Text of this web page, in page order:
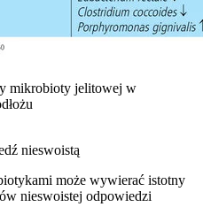
mikrobioty jelitowej w
nieswoistą
może wywierać istotny
nieswoistej odpowiedzi